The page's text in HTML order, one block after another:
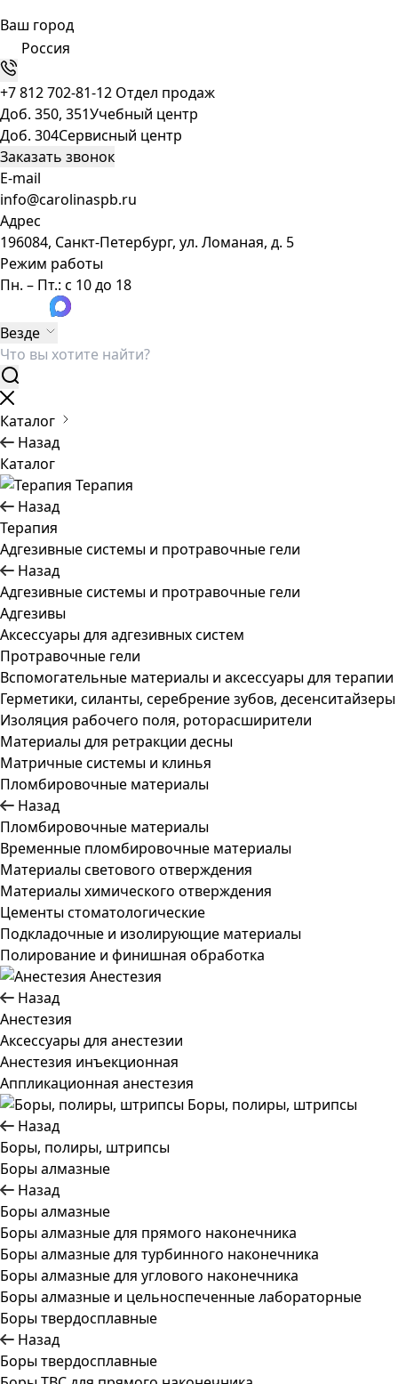
Ваш город
Россия
+7 812 702-81-12 Отдел продаж
Доб. 350, 351Учебный центр
Доб. 304Сервисный центр
Заказать звонок
E-mail
info@carolinaspb.ru
Адрес
196084, Санкт-Петербург, ул. Ломаная, д. 5
Режим работы
Пн. – Пт.: с 10 до 18
Везде
Каталог
Назад
Каталог
Терапия
Назад
Терапия
Адгезивные системы и протравочные гели
Назад
Адгезивные системы и протравочные гели
Адгезивы
Аксессуары для адгезивных систем
Протравочные гели
Вспомогательные материалы и аксессуары для терапии
Герметики, силанты, серебрение зубов, десенситайзеры
Изоляция рабочего поля, роторасширители
Материалы для ретракции десны
Матричные системы и клинья
Пломбировочные материалы
Назад
Пломбировочные материалы
Временные пломбировочные материалы
Материалы светового отверждения
Материалы химического отверждения
Цементы стоматологические
Подкладочные и изолирующие материалы
Полирование и финишная обработка
Анестезия
Назад
Анестезия
Аксессуары для анестезии
Анестезия инъекционная
Аппликационная анестезия
Боры, полиры, штрипсы
Назад
Боры, полиры, штрипсы
Боры алмазные
Назад
Боры алмазные
Боры алмазные для прямого наконечника
Боры алмазные для турбинного наконечника
Боры алмазные для углового наконечника
Боры алмазные и цельноспеченные лабораторные
Боры твердосплавные
Назад
Боры твердосплавные